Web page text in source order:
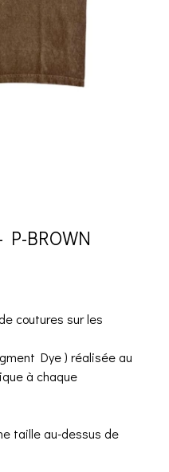
P-BROWN
coutures sur les
Dye ) réalisée au
à chaque
taille au-dessus de